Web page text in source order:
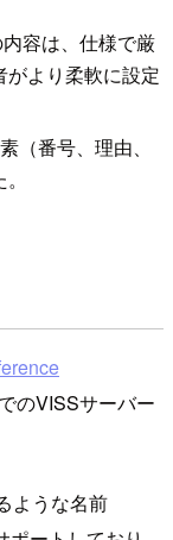
内容は、仕様で厳
より柔軟に設定
（番号、理由、
のVISSサーバー
ような名前